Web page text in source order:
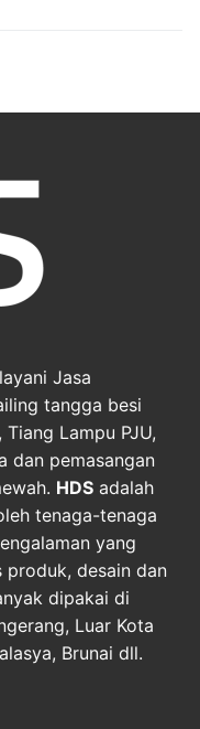
Jasa
tangga besi
Lampu PJU,
dan pemasangan
HDS adalah
tenaga-tenaga
yang
produk, desain dan
dipakai di
Luar Kota
Brunai dll.